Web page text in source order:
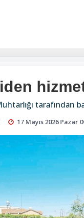
tarafından
17 Mayıs 2026 Pazar